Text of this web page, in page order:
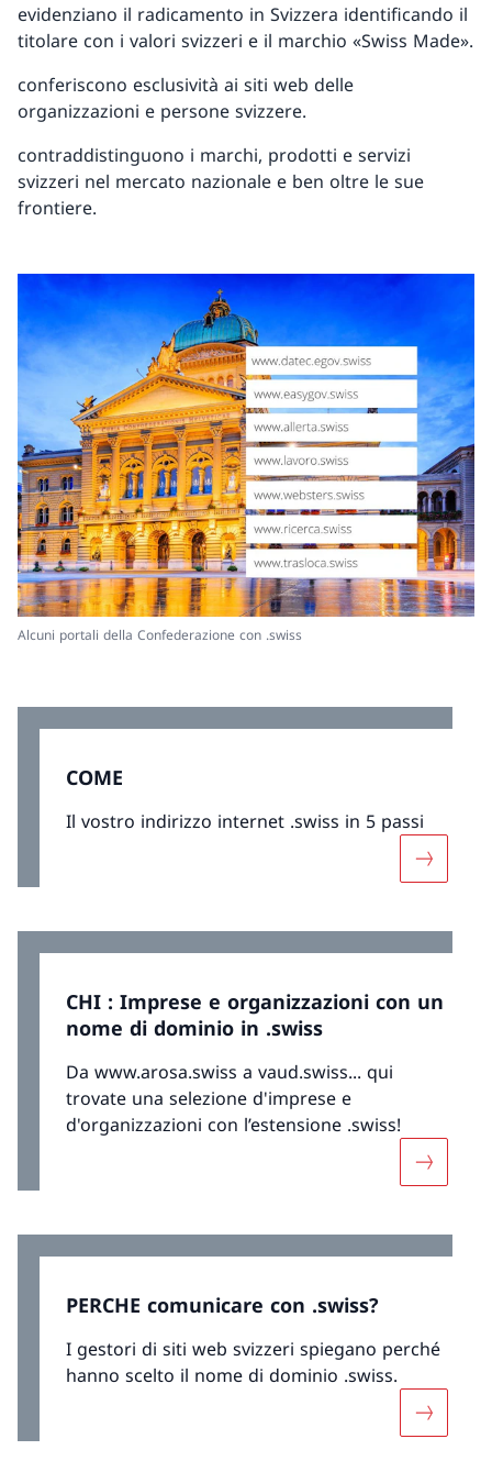
evidenziano il radicamento in Svizzera identificando il
titolare con i valori svizzeri e il marchio «Swiss Made».
conferiscono esclusività ai siti web delle
organizzazioni e persone svizzere.
contraddistinguono i marchi, prodotti e servizi
svizzeri nel mercato nazionale e ben oltre le sue
frontiere.
Alcuni portali della Confederazione con .swiss
COME
Il vostro indirizzo internet .swiss in 5 passi
Maggiori
CHI : Imprese e organizzazioni con un
nome di dominio in .swiss
Da www.arosa.swiss a vaud.swiss... qui
trovate una selezione d'imprese e
d'organizzazioni con l’estensione .swiss!
PERCHE comunicare con .swiss?
I gestori di siti web svizzeri spiegano perché
hanno scelto il nome di dominio .swiss.
Maggiori